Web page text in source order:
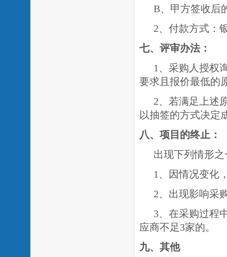
B、甲方签收后
2、付款方式：
七、评审办法：
1、采购人授权
要求且报价最低的
2、若满足上述
以抽签的方式决定
八、项目的终止：
出现下列情形
1、因情况变化
2、出现影响采
3、在采购过程
应商不足3家的。
九、其他